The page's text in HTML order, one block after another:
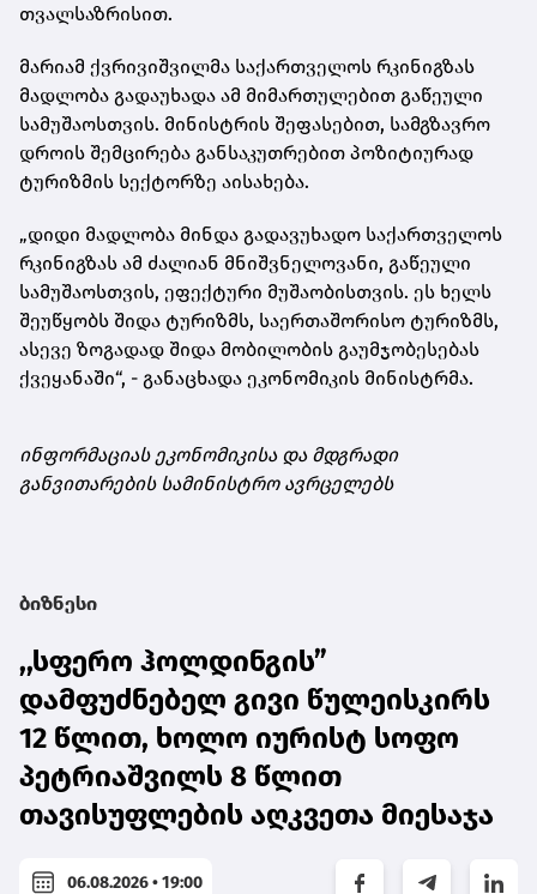
თვალსაზრისით.
მარიამ ქვრივიშვილმა საქართველოს რკინიგზას
მადლობა გადაუხადა ამ მიმართულებით გაწეული
სამუშაოსთვის. მინისტრის შეფასებით, სამგზავრო
დროის შემცირება განსაკუთრებით პოზიტიურად
ტურიზმის სექტორზე აისახება.
„დიდი მადლობა მინდა გადავუხადო საქართველოს
რკინიგზას ამ ძალიან მნიშვნელოვანი, გაწეული
სამუშაოსთვის, ეფექტური მუშაობისთვის. ეს ხელს
შეუწყობს შიდა ტურიზმს, საერთაშორისო ტურიზმს,
ასევე ზოგადად შიდა მობილობის გაუმჯობესებას
ქვეყანაში“, - განაცხადა ეკონომიკის მინისტრმა.
ინფორმაციას ეკონომიკისა და მდგრადი
განვითარების სამინისტრო ავრცელებს
ბიზნესი
,,სფერო ჰოლდინგის”
დამფუძნებელ გივი წულეისკირს
12 წლით, ხოლო იურისტ სოფო
პეტრიაშვილს 8 წლით
თავისუფლების აღკვეთა მიესაჯა
06.08.2026 • 19:00